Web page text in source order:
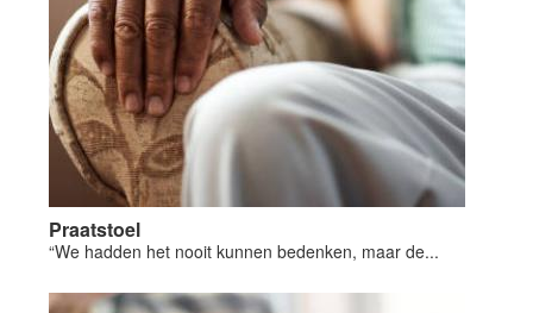
Praatstoel
“We hadden het nooit kunnen bedenken, maar de...